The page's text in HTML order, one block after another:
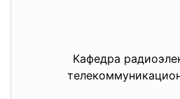
Кафедра